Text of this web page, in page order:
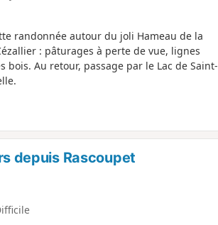
randonnée autour du joli Hameau de la
: pâturages à perte de vue, lignes
Au retour, passage par le Lac de Saint-
depuis Rascoupet